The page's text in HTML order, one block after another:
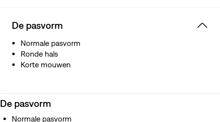
De pasvorm
Normale pasvorm
Ronde hals
Korte mouwen
De pasvorm
Normale pasvorm